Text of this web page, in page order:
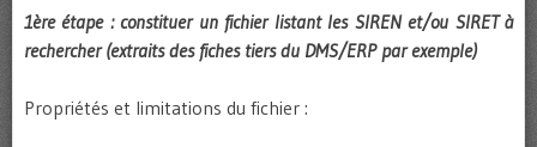
1ère étape : constituer un fichier listant les SIREN et/ou SIRET à
rechercher (extraits des fiches tiers du DMS/ERP par exemple)
Propriétés et limitations du fichier :